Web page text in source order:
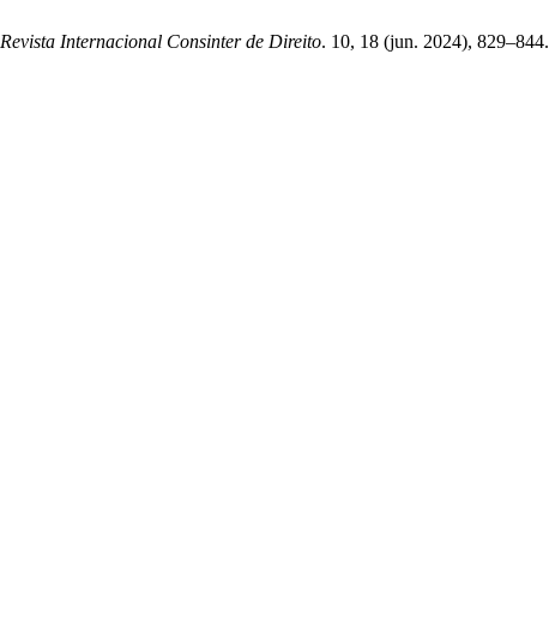
Revista Internacional Consinter de Direito. 10, 18 (jun. 2024), 829–844.